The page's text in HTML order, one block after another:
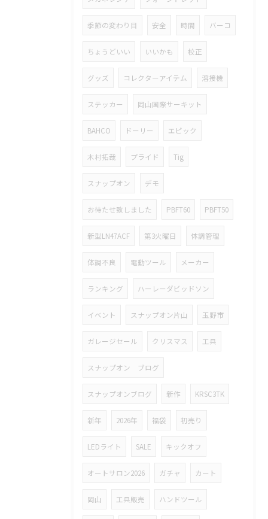
季節の変わり目 安全 時間 バーコ
ちょうどいい いいかも 校正
グッズ コレクターアイテム 溶接機
ステッカー 岡山国際サーキット
BAHCO ドーリー エピック
木村拓哉 プライド Tig
スナップオン デモ
お待たせ致しました PBFT60 PBFT50
新型LN47ACF 第3火曜日 体調管理
体調不良 電動ツール メーカー
ランキング ハーレーダビッドソン
イベント スナップオン片山 玉野市
ガレージセール クリスマス 工具
スナップオン ブログ
スナップオンブログ 新作 KRSC3TK
新年 2026年 福袋 初売り
LEDライト SALE キックオフ
オートサロン2026 ガチャ カート
岡山 工具販売 ハンドツール